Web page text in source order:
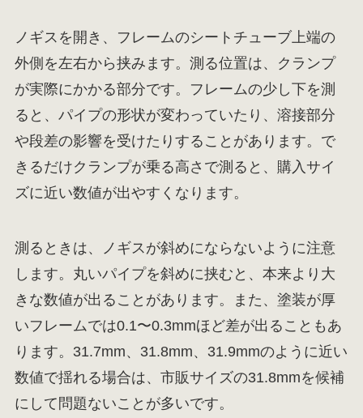
ノギスを開き、フレームのシートチューブ上端の
外側を左右から挟みます。測る位置は、クランプ
が実際にかかる部分です。フレームの少し下を測
ると、パイプの形状が変わっていたり、溶接部分
や段差の影響を受けたりすることがあります。で
きるだけクランプが乗る高さで測ると、購入サイ
ズに近い数値が出やすくなります。
測るときは、ノギスが斜めにならないように注意
します。丸いパイプを斜めに挟むと、本来より大
きな数値が出ることがあります。また、塗装が厚
いフレームでは0.1〜0.3mmほど差が出ることもあ
ります。31.7mm、31.8mm、31.9mmのように近い
数値で揺れる場合は、市販サイズの31.8mmを候補
にして問題ないことが多いです。